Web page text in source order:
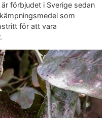
förbjudet i Sverige sedan
som
för att vara